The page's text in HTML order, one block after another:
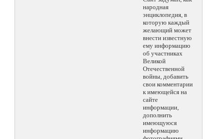
народная
энциклопедия, в
которую каждый
желающий может
внести известную
ему информацию
об участниках
Великой
Отечественной
войны, добавить
свои комментарии
к имеющейся на
сайте
информации,
дополнить
имеющуюся
информацию